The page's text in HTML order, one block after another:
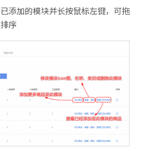
添加的模块并长按鼠标左键，可拖
序